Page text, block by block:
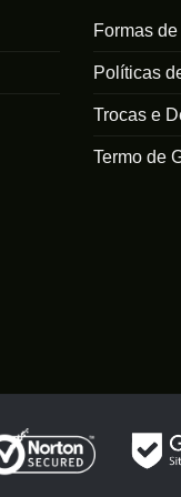
Formas
Políticas
Trocas e
Termo de